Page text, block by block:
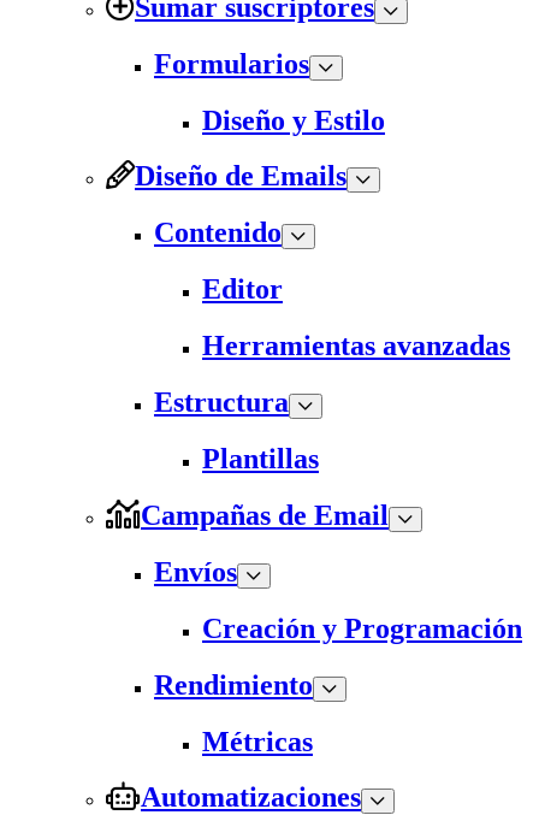
Sumar suscriptores
Formularios
Diseño y Estilo
Diseño de Emails
Contenido
Editor
Herramientas avanzadas
Estructura
Plantillas
Campañas de Email
Envíos
Creación y Programación
Rendimiento
Métricas
Automatizaciones